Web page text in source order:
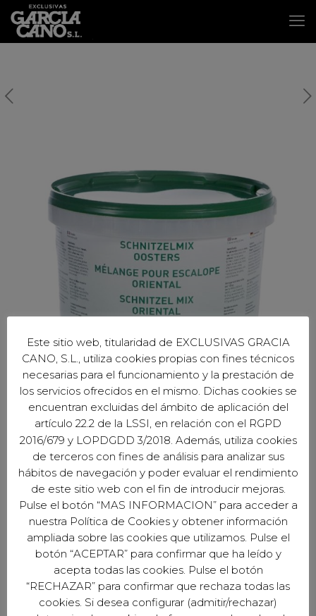
EXCLUSIVAS GARCÍA CANO S.L.
Avd. del Profesor Arnold J. Toynbee S/N
Naves 1, 3 y 4 - Córdoba (España)
Este sitio web, titularidad de EXCLUSIVAS GRACIA
CANO, S.L., utiliza cookies propias con fines técnicos
necesarias para el funcionamiento y la prestación de
los servicios ofrecidos en el mismo. Dichas cookies se
encuentran excluidas del ámbito de aplicación del
artículo 22.2 de la LSSI, en relación con el RGPD
2016/679 y LOPDGDD 3/2018. Además, utiliza cookies
de terceros con fines de análisis para analizar sus
hábitos de navegación y poder evaluar el rendimiento
de este sitio web con el fin de introducir mejoras.
Pulse el botón “MAS INFORMACION” para acceder a
nuestra Política de Cookies y obtener información
ampliada sobre las cookies que utilizamos. Pulse el
botón “ACEPTAR” para confirmar que ha leído y
acepta todas las cookies. Pulse el botón
“RECHAZAR” para confirmar que rechaza todas las
cookies. Si desea configurar (admitir/rechazar)